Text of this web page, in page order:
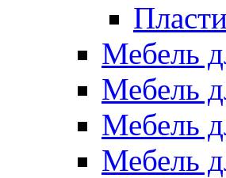
Мебель
Мебель
Мебель
Мебель